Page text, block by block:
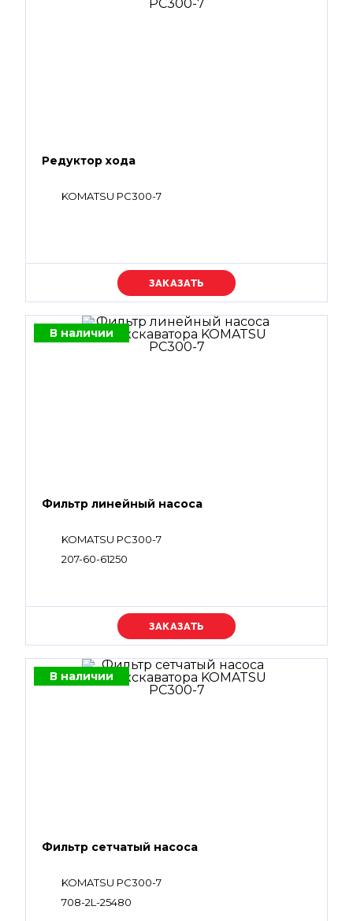
Редуктор хода
KOMATSU PC300-7
Уточняйте цену
В наличии
Фильтр линейный насоса
KOMATSU PC300-7
207-60-61250
Уточняйте цену
В наличии
Фильтр сетчатый насоса
KOMATSU PC300-7
708-2L-25480